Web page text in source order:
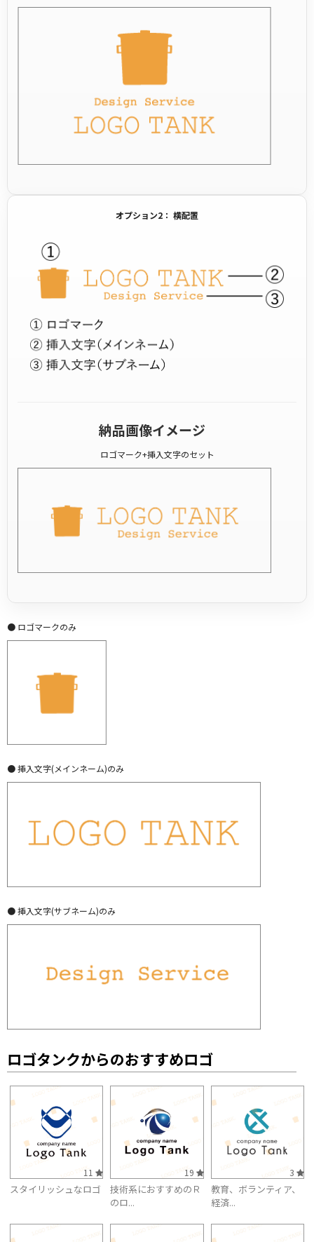
オプション2： 横配置
納品画像イメージ
ロゴマーク+挿入文字のセット
● ロゴマークのみ
● 挿入文字(メインネーム)のみ
● 挿入文字(サブネーム)のみ
ロゴタンクからのおすすめロゴ
11
スタイリッシュなロゴ
19
技術系におすすめのＲ
のロ...
3
教育、ボランティア、
経済...